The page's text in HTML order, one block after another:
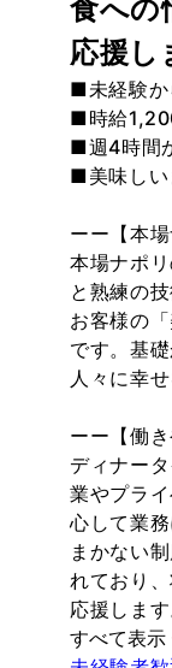
食への
応援し
■未経験か
■時給
■週4時間
■美味しい
ーー【本
本場ナポ
と熟練の
お客様の
です。基
人々に幸
ーー【働
ディナー
業やプラ
心して業
まかない
れており
応援します
すべて表示